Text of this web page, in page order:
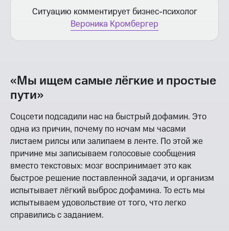
Ситуацию комментирует бизнес-психолог
Вероника Кромбергер
«Мы ищем самые лёгкие и простые
пути»
Соцсети подсадили нас на быстрый дофамин. Это
одна из причин, почему по ночам мы часами
листаем рилсы или залипаем в ленте. По этой же
причине мы записываем голосовые сообщения
вместо текстовых: мозг воспринимает это как
быстрое решение поставленной задачи, и организм
испытывает лёгкий выброс дофамина. То есть мы
испытываем удовольствие от того, что легко
справились с заданием.